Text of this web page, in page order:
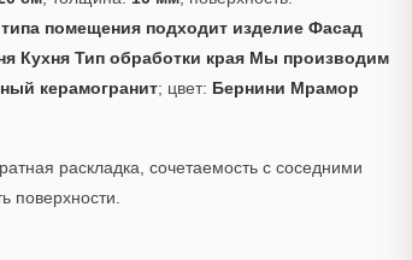
помещения подходит изделие Фасад
Кухня Тип обработки края Мы производим
керамогранит; цвет: Бернини Мрамор
раскладка, сочетаемость с соседними
поверхности.